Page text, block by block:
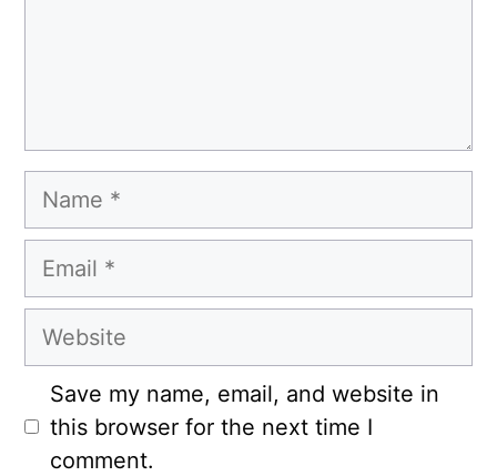
Name
Email
Website
Save my name, email, and website in
this browser for the next time I
comment.